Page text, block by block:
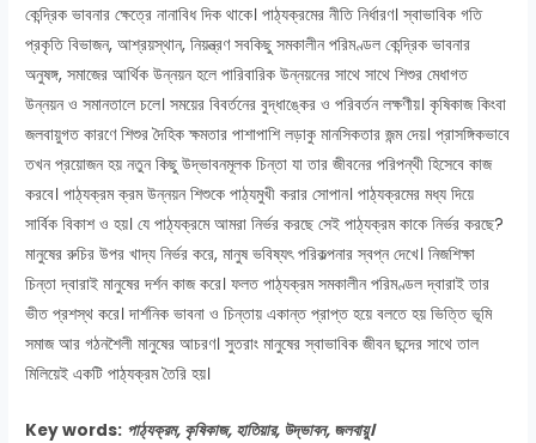
কেন্দ্রিক ভাবনার ক্ষেত্রে নানাবিধ দিক থাকে। পাঠ্যক্রমের নীতি নির্ধারণ। স্বাভাবিক গতি
প্রকৃতি বিভাজন, আশ্রয়স্থান, নিয়ন্ত্রণ সবকিছু সমকালীন পরিমণ্ডল কেন্দ্রিক ভাবনার
অনুষঙ্গ, সমাজের আর্থিক উন্নয়ন হলে পারিবারিক উন্নয়নের সাথে সাথে শিশুর মেধাগত
উন্নয়ন ও সমানতালে চলে। সময়ের বিবর্তনের বুদ্ধাঙ্কের ও পরিবর্তন লক্ষণীয়। কৃষিকাজ কিংবা
জলবায়ুগত কারণে শিশুর দৈহিক ক্ষমতার পাশাপাশি লড়াকু মানসিকতার জন্ম দেয়। প্রাসঙ্গিকভাবে
তখন প্রয়োজন হয় নতুন কিছু উদ্ভাবনমূলক চিন্তা যা তার জীবনের পরিপন্থী হিসেবে কাজ
করবে। পাঠ্যক্রম ক্রম উন্নয়ন শিশুকে পাঠ্যমুখী করার সোপান। পাঠ্যক্রমের মধ্য দিয়ে
সার্বিক বিকাশ ও হয়। যে পাঠ্যক্রমে আমরা নির্ভর করছে সেই পাঠ্যক্রম কাকে নির্ভর করছে?
মানুষের রুচির উপর খাদ্য নির্ভর করে, মানুষ ভবিষ্যৎ পরিকল্পনার স্বপ্ন দেখে। নিজশিক্ষা
চিন্তা দ্বারাই মানুষের দর্শন কাজ করে। ফলত পাঠ্যক্রম সমকালীন পরিমণ্ডল দ্বারাই তার
ভীত প্রশস্থ করে। দার্শনিক ভাবনা ও চিন্তায় একান্ত প্রাপ্ত হয়ে বলতে হয় ভিত্তি ভূমি
সমাজ আর গঠনশৈলী মানুষের আচরণ। সুতরাং মানুষের স্বাভাবিক জীবন ছন্দের সাথে তাল
মিলিয়েই একটি পাঠ্যক্রম তৈরি হয়।
Key words: পাঠ্যক্রম, কৃষিকাজ, হাতিয়ার, উদ্ভাবন, জলবায়ু।